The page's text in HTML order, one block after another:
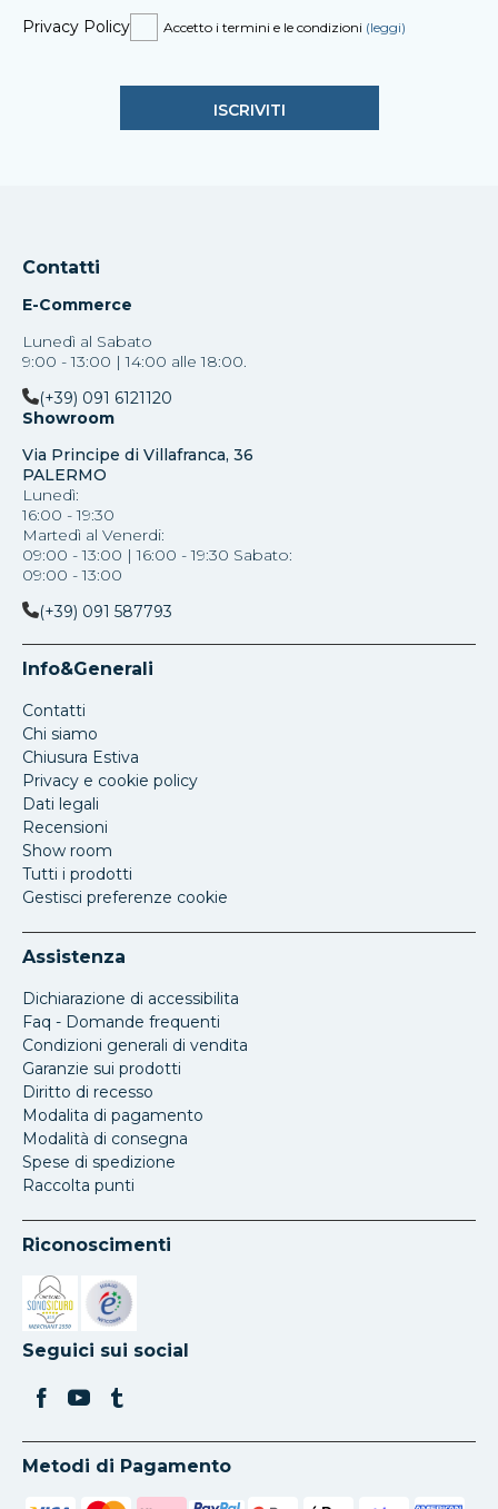
Privacy Policy Accetto i termini e le condizioni (leggi)
Contatti
E-Commerce
Lunedì al Sabato
9:00 - 13:00 | 14:00 alle 18:00.
(+39) 091 6121120
Showroom
Via Principe di Villafranca, 36
PALERMO
Lunedì:
16:00 - 19:30
Martedì al Venerdi:
09:00 - 13:00 | 16:00 - 19:30 Sabato:
09:00 - 13:00
(+39) 091 587793
Info&Generali
Contatti
Chi siamo
Chiusura Estiva
Privacy e cookie policy
Dati legali
Recensioni
Show room
Tutti i prodotti
Gestisci preferenze cookie
Assistenza
Dichiarazione di accessibilita
Faq - Domande frequenti
Condizioni generali di vendita
Garanzie sui prodotti
Diritto di recesso
Modalita di pagamento
Modalità di consegna
Spese di spedizione
Raccolta punti
Riconoscimenti
Si apre in una nuova scheda
Si apre in una nuova scheda
Seguici sui social
Metodi di Pagamento